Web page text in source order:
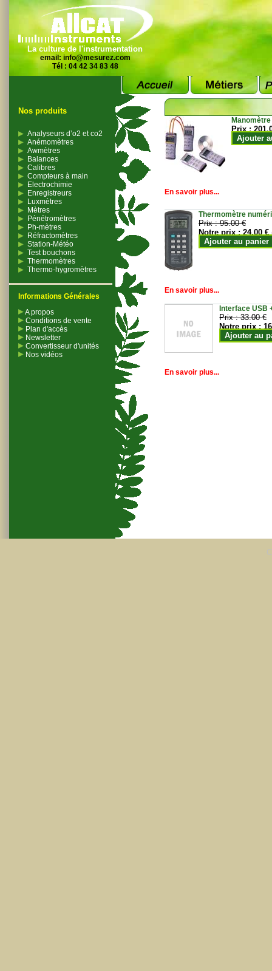
La culture de l'instrumentation
email: info@mesurez.com
Tél : 04 42 34 83 48
Nos produits
Analyseurs d’o2 et co2
Anémomètres
Awmètres
Balances
Calibres
Compteurs à main
Electrochimie
Enregistreurs
Luxmètres
Mètres
Pénétromètres
Ph-mètres
Réfractomètres
Station-Météo
Test bouchons
Thermomètres
Thermo-hygromètres
Informations Générales
A propos
Conditions de vente
Plan d'accès
Newsletter
Convertisseur d'unités
Nos vidéos
Prix :
Ajouter
En savoir plus...
Thermomètre
Prix :95.00 €
Notre prix :24.00 €
Ajouter au panier
En savoir plus...
Interface USB
Prix :33.00 €
Notre prix :
Ajouter au
En savoir plus...